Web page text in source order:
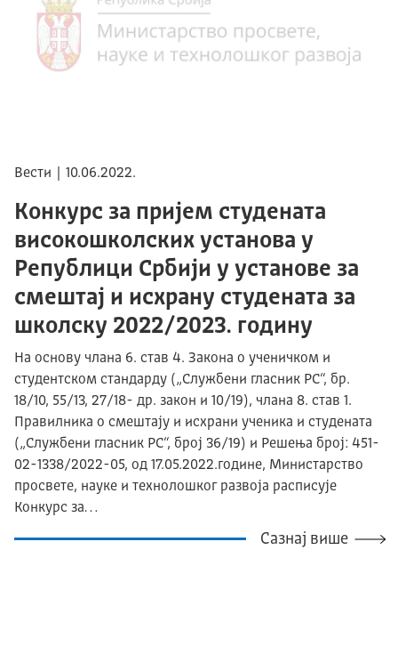
Вести | 10.06.2022.
Конкурс за пријем студената
високошколских установа у
Републици Србији у установе за
смештај и исхрану студената за
школску 2022/2023. годину
На основу члана 6. став 4. Закона о ученичком и
студентском стандарду („Службени гласник РС“, бр.
18/10, 55/13, 27/18- др. закон и 10/19), члана 8. став 1.
Правилника о смештају и исхрани ученика и студената
(„Службени гласник РС“, број 36/19) и Решења број: 451-
02-1338/2022-05, од 17.05.2022.године, Mинистарство
просвете, науке и технолошког развоја расписује
Конкурс за…
Сазнај више